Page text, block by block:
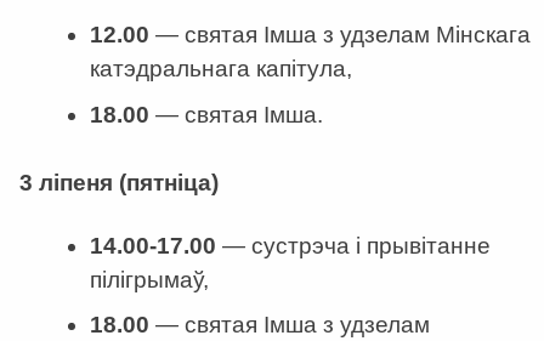
12.00 —святая Імша з удзелам Мінскага
катэдральнага капітула,
18.00 —святая Імша.
3 ліпеня (пятніца)
14.00-17.00 — сустрэча і прывітанне
пілігрымаў,
18.00 —святая Імша з удзелам